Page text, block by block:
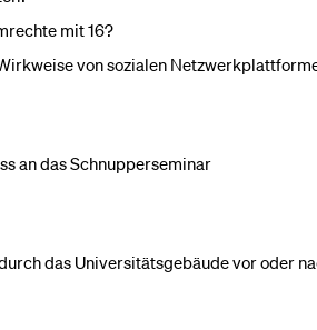
mit 16?
von sozialen
an das Schnupperseminar
das Universitätsgebäude vor oder